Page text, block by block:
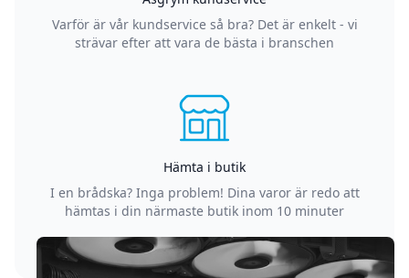
Varför är vår kundservice så bra? Det är enkelt - vi
strävar efter att vara de bästa i branschen
Hämta i butik
I en brådska? Inga problem! Dina varor är redo att
hämtas i din närmaste butik inom 10 minuter